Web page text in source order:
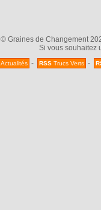
© Graines de Changement
Si vous souhaitez
Actualités - RSS Trucs Verts -